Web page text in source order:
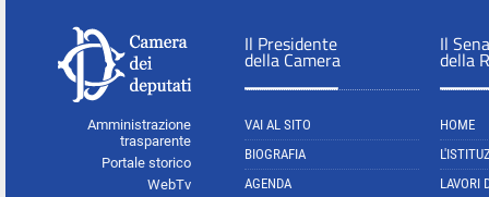
Amministrazione
trasparente
Portale storico
WebTv
Il Presidente
della Camera
VAI AL SITO
BIOGRAFIA
AGENDA
Il
della
HOME
LAVORI